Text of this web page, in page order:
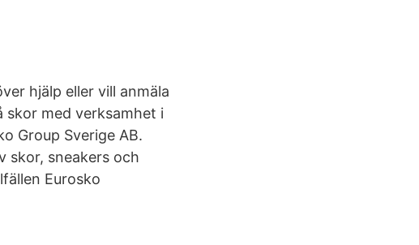
hjälp eller vill anmäla
skor med verksamhet i
Group Sverige AB.
skor, sneakers och
Eurosko